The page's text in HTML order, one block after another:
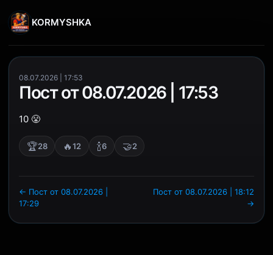
KORMYSHKA
08.07.2026 | 17:53
Пост от 08.07.2026 | 17:53
10 😤
🏆28 🔥12 🍾6 🤝2
← Пост от 08.07.2026 |
17:29
Пост от 08.07.2026 | 18:12
→